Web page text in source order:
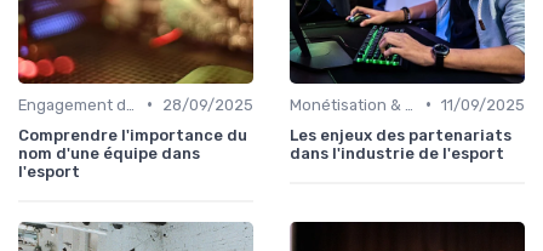
•
28/09/2025
Comprendre l'importance du
nom d'une équipe dans
l'esport
• 11/09/2025
Les enjeux des partenariats
dans l'industrie de l'esport